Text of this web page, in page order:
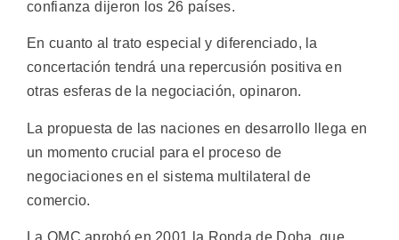
confianza dijeron los 26 países.
En cuanto al trato especial y diferenciado, la
concertación tendrá una repercusión positiva en
otras esferas de la negociación, opinaron.
La propuesta de las naciones en desarrollo llega en
un momento crucial para el proceso de
negociaciones en el sistema multilateral de
comercio.
La OMC aprobó en 2001 la Ronda de Doha, que